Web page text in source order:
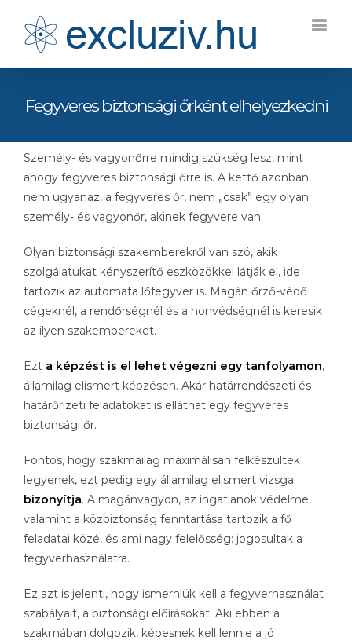
Fegyveres biztonsági őrként elhelyezkedni
Személy- és vagyonőrre mindig szükség lesz, mint
ahogy fegyveres biztonsági őrre is. A kettő azonban
nem ugyanaz, a fegyveres őr, nem „csak” egy olyan
személy- és vagyonőr, akinek fegyvere van.
Olyan biztonsági szakemberekről van szó, akik
szolgálatukat kényszerítő eszközökkel látják el, ide
tartozik az automata lőfegyver is. Magán őrző-védő
cégeknél, a rendőrségnél és a honvédségnél is keresik
az ilyen szakembereket.
Ezt a képzést is el lehet végezni egy tanfolyamon,
államilag elismert képzésen. Akár határrendészeti és
határőrizeti feladatokat is elláthat egy fegyveres
biztonsági őr.
Fontos, hogy szakmailag maximálisan felkészültek
legyenek, ezt pedig egy államilag elismert vizsga
bizonyítja. A magánvagyon, az ingatlanok védelme,
valamint a közbiztonság fenntartása tartozik a fő
feladatai közé, és ami nagy felelősség: jogosultak a
fegyverhasználatra.
Ez azt is jelenti, hogy ismerniük kell a fegyverhasználat
szabályait, a biztonsági előírásokat. Aki ebben a
szakmában dolgozik, képesnek kell lennie a jó